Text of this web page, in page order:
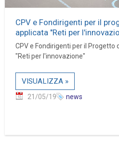
CPV e Fondirigenti per il
applicata "Reti per
CPV e Fondirigenti per il Progetto
"Reti per l'innovazione"
VISUALIZZA »
21/05/19 news